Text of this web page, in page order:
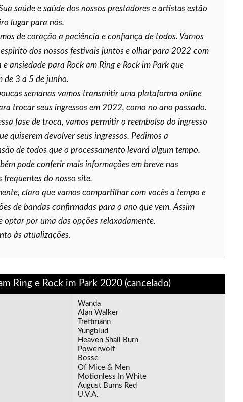
saúde e saúde dos nossos prestadores e artistas estão
lugar para nós.
de coração a paciência e confiança de todos. Vamos
dos nossos festivais juntos e olhar para 2022 com
ansiedade para Rock am Ring e Rock im Park que
de 3 a 5 de junho.
semanas vamos transmitir uma plataforma online
trocar seus ingressos em 2022, como no ano passado.
fase de troca, vamos permitir o reembolso do ingresso
quiserem devolver seus ingressos. Pedimos a
de todos que o processamento levará algum tempo.
pode conferir mais informações em breve nas
frequentes do nosso site.
claro que vamos compartilhar com vocês a tempo e
de bandas confirmadas para o ano que vem. Assim
optar por uma das opções relaxadamente.
às atualizações.
Ring e Rock im Park 2020 (cancelado)
Wanda
Alan Walker
Trettmann
Yungblud
Heaven Shall Burn
Powerwolf
Bosse
Of Mice & Men
Motionless In White
August Burns Red
U.V.A.